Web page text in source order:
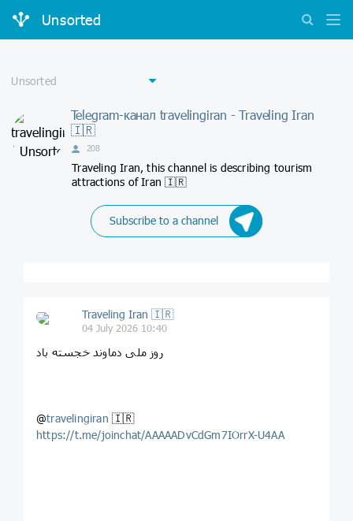
Unsorted
Telegram-канал travelingiran - Traveling Iran
🇮🇷
208
Traveling Iran, this channel is describing tourism
attractions of Iran 🇮🇷
Subscribe to a channel
Traveling Iran 🇮🇷
04 July 2026 10:40
‏روز ملی دماوند خجسته باد
@travelingiran 🇮🇷
https://t.me/joinchat/AAAAADvCdGm7IOrrX-U4AA